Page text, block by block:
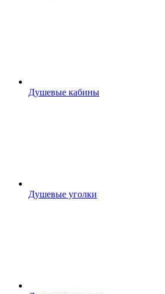
Душевые кабины
Душевые уголки